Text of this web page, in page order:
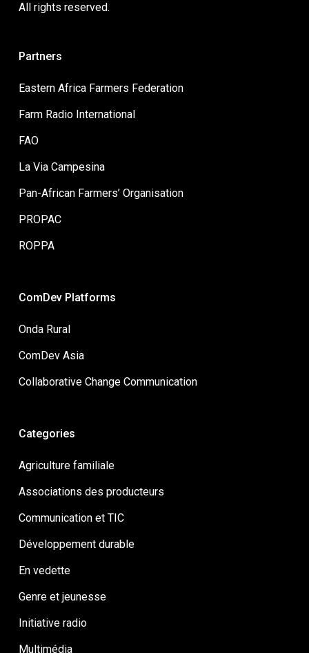
All rights reserved.
Partners
Eastern Africa Farmers Federation
Farm Radio International
FAO
La Via Campesina
Pan-African Farmers’ Organisation
PROPAC
ROPPA
ComDev Platforms
Onda Rural
ComDev Asia
Collaborative Change Communication
Categories
Agriculture familiale
Associations des producteurs
Communication et TIC
Développement durable
En vedette
Genre et jeunesse
Initiative radio
Multimédia